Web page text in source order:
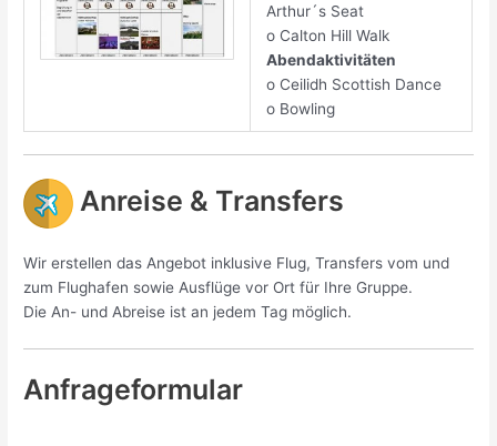
Arthur´s Seat
o Calton Hill Walk
Abendaktivitäten
o Ceilidh Scottish Dance
o Bowling
Anreise & Transfers
Wir erstellen das Angebot inklusive Flug, Transfers vom und
zum Flughafen sowie Ausflüge vor Ort für Ihre Gruppe.
Die An- und Abreise ist an jedem Tag möglich.
Anfrageformular